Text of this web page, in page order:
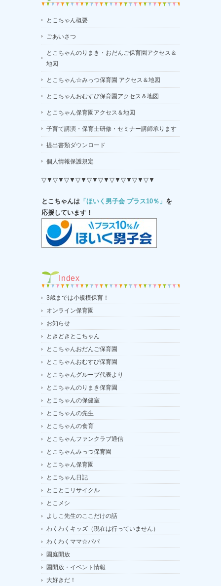
とこちゃん概要
ごあいさつ
とこちゃんのりまき・おだんご保育園アクセス＆
地図
とこちゃん☆みっつ保育園 アクセス＆地図
とこちゃんおむすび保育園アクセス＆地図
とこちゃん保育園アクセス＆地図
子育て講演・保育士研修・セミナー講師承ります
提出書類ダウンロード
個人情報保護規定
▽▼▽▼▽▼▽▼▽▼▽▼▽▼▽▼▽▼▽▼
とこちゃんは 「ほいく男子会 プラス10％」 を
応援しています！
Index
3歳までは小規模保育！
オンライン保育園
お知らせ
ときどきとこちゃん
とこちゃんおだんご保育園
とこちゃんおむすび保育園
とこちゃんグループ代表より
とこちゃんのりまき保育園
とこちゃんの保健室
とこちゃんの先生
とこちゃんの食育
とこちゃんファンクラブ通信
とこちゃんみっつ保育園
とこちゃん保育園
とこちゃん日記
とことこリサイクル
とこメシ
よしこ先生のここだけの話
わくわくキッズ（現在は行っていません）
わくわくママ☆パパ
園庭開放
園開放・イベント情報
大好きだ！